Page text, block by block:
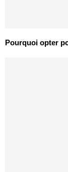
Pourquoi opter